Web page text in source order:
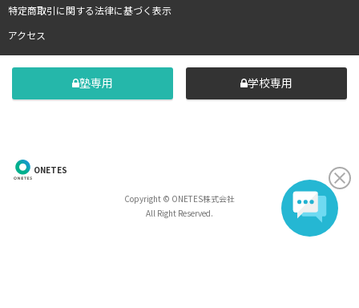
特定商取引に関する法律に基づく表示
アクセス
塾専用 学校専用
ONETES
Copyright © ONETES株式会社
All Right Reserved.